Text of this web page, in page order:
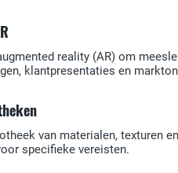
reality (AR) om
klantpresentaties en
van materialen, texturen
specifieke vereisten.